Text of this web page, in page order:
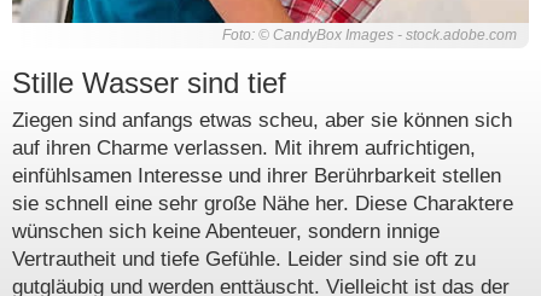
Foto: © CandyBox Images - stock.adobe.com
Stille Wasser sind tief
Ziegen sind anfangs etwas scheu, aber sie können sich
auf ihren Charme verlassen. Mit ihrem aufrichtigen,
einfühlsamen Interesse und ihrer Berührbarkeit stellen
sie schnell eine sehr große Nähe her. Diese Charaktere
wünschen sich keine Abenteuer, sondern innige
Vertrautheit und tiefe Gefühle. Leider sind sie oft zu
gutgläubig und werden enttäuscht. Vielleicht ist das der